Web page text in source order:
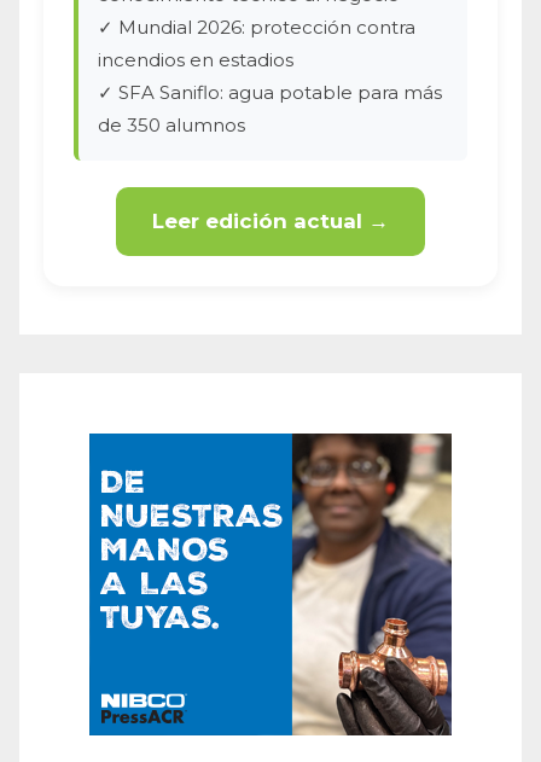
✓ Mundial 2026: protección contra
incendios en estadios
✓ SFA Saniflo: agua potable para más
de 350 alumnos
Leer edición actual →